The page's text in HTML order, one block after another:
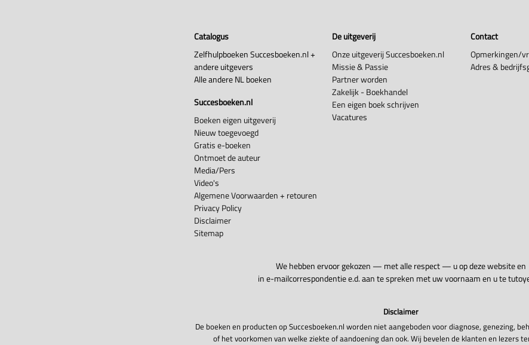
Catalogus
Zelfhulpboeken Succesboeken.nl +
andere uitgevers
Alle andere NL boeken
Succesboeken.nl
Boeken eigen uitgeverij
Nieuw toegevoegd
Gratis e-boeken
Ontmoet de auteur
Media/Pers
Video's
Algemene Voorwaarden + retouren
Privacy Policy
Disclaimer
Sitemap
De uitgeverij
Onze uitgeverij Succesboeken.nl
Missie & Passie
Partner worden
Zakelijk - Boekhandel
Een eigen boek schrijven
Vacatures
Contact
Opmerkingen/
Adres &
We hebben ervoor gekozen — met alle respect — u op deze website en
in e-mailcorrespondentie e.d. aan te spreken met uw voornaam en u te
Disclaimer
De boeken en producten op Succesboeken.nl worden niet aangeboden voor diagnose, genezing,
of het voorkomen van welke ziekte of aandoening dan ook. Wij bevelen de klanten en lezers